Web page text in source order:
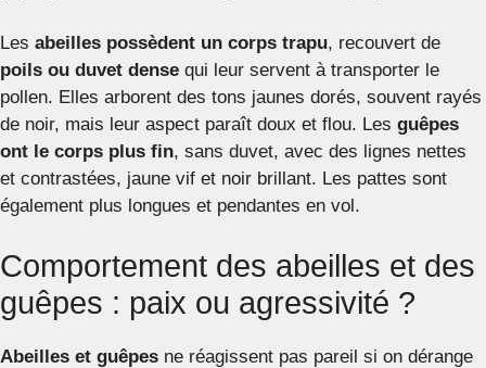
Les abeilles possèdent un corps trapu, recouvert de
poils ou duvet dense qui leur servent à transporter le
pollen. Elles arborent des tons jaunes dorés, souvent rayés
de noir, mais leur aspect paraît doux et flou. Les guêpes
ont le corps plus fin, sans duvet, avec des lignes nettes
et contrastées, jaune vif et noir brillant. Les pattes sont
également plus longues et pendantes en vol.
Comportement des abeilles et des
guêpes : paix ou agressivité ?
Abeilles et guêpes ne réagissent pas pareil si on dérange